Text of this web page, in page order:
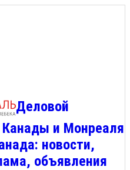
Деловой
и Монреаля
новости,
объявления